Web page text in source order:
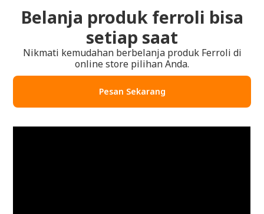
Belanja produk ferroli bisa
setiap saat
Nikmati kemudahan berbelanja produk Ferroli di
online store pilihan Anda.
Pesan Sekarang